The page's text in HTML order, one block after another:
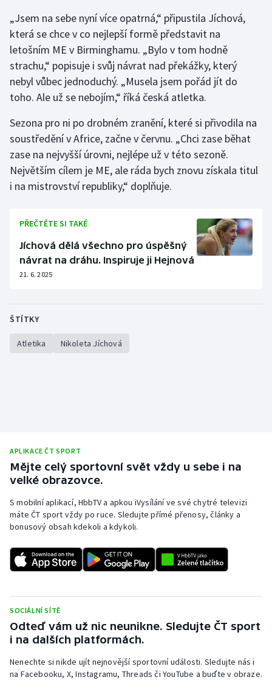
Golf
Gymnastika
Házená
Jezdectví
Judo
Krasobruslení
Lezení
Lyže a snowboard
Moderní pětiboj
Motorsport
Rychlobruslení
Rychlostní kanoistika
Short track
Stolní tenis
Triatlon
Veslování
Vodní slalom
„Jsem na sebe nyní více opatrná,“ připustila Jíchová,
která se chce v co nejlepší formě představit na
letošním ME v Birminghamu. „Bylo v tom hodně
strachu,“ popisuje i svůj návrat nad překážky, který
nebyl vůbec jednoduchý. „Musela jsem pořád jít do
toho. Ale už se nebojím,“ říká česká atletka.
Sezona pro ni po drobném zranění, které si přivodila na
soustředění v Africe, začne v červnu. „Chci zase běhat
zase na nejvyšší úrovni, nejlépe už v této sezoně.
Největším cílem je ME, ale ráda bych znovu získala titul
i na mistrovství republiky,“ doplňuje.
PŘEČTĚTE SI TAKÉ
Jíchová dělá všechno pro úspěšný
návrat na dráhu. Inspiruje ji Hejnová
21. 6. 2025
ŠTÍTKY
Atletika Nikoleta Jíchová
APLIKACE ČT SPORT
Mějte celý sportovní svět vždy u sebe i na
velké obrazovce.
S mobilní aplikací, HbbTV a apkou iVysílání ve své chytré televizi
máte ČT sport vždy po ruce. Sledujte přímé přenosy, články a
bonusový obsah kdekoli a kdykoli.
SOCIÁLNÍ SÍTĚ
Odteď vám už nic neunikne. Sledujte ČT sport
i na dalších platformách.
Nenechte si nikde ujít nejnovější sportovní události. Sledujte nás i
na Facebooku, X, Instagramu, Threads či YouTube a buďte v obraze.